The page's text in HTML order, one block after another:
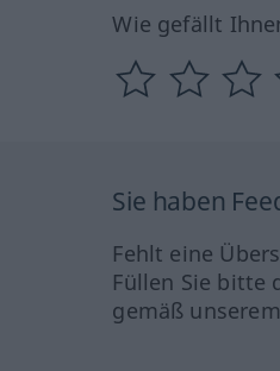
Wie gefällt
Sie haben
Fehlt eine
Füllen Sie bitte
gemäß